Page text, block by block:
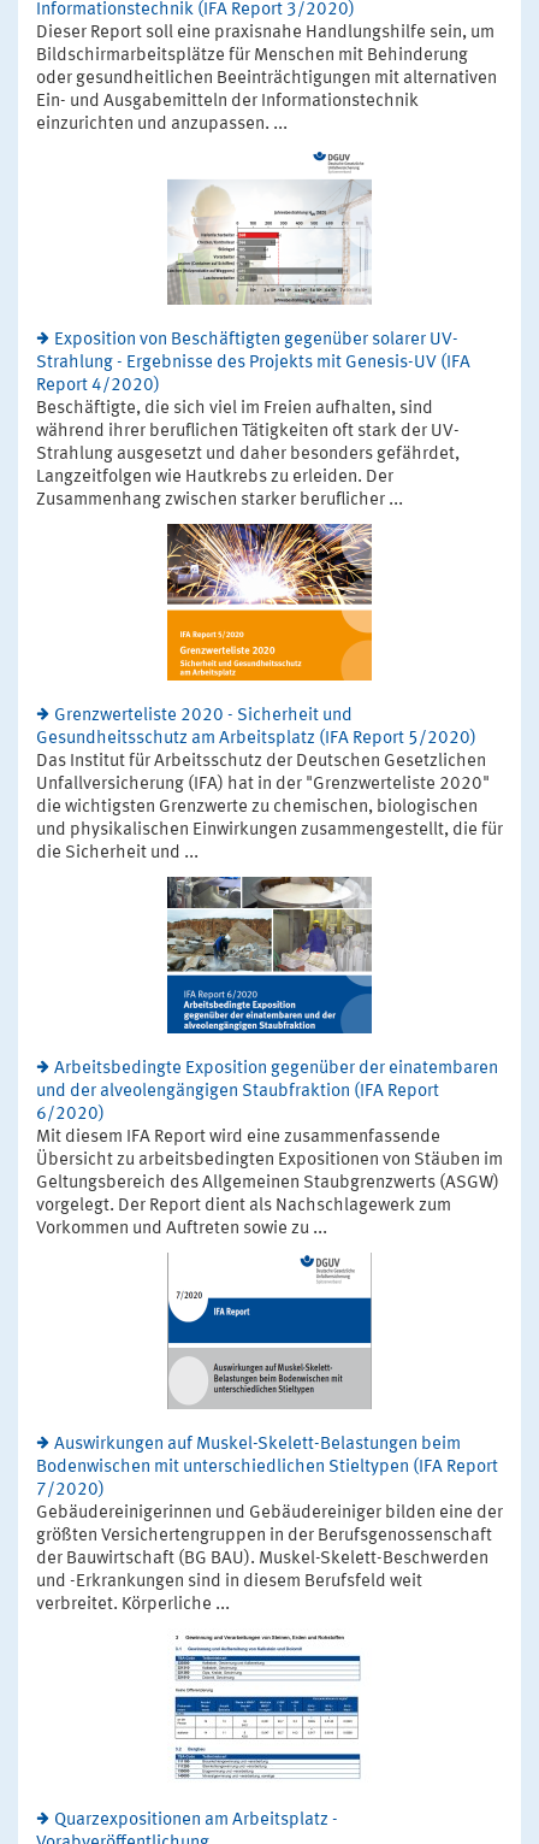
Informationstechnik (IFA Report 3/2020)
Dieser Report soll eine praxisnahe Handlungshilfe sein, um
Bildschirmarbeitsplätze für Menschen mit Behinderung
oder gesundheitlichen Beeinträchtigungen mit alternativen
Ein- und Ausgabemitteln der Informationstechnik
einzurichten und anzupassen. ...
Exposition von Beschäftigten gegenüber solarer UV-
Strahlung - Ergebnisse des Projekts mit Genesis-UV (IFA
Report 4/2020)
Beschäftigte, die sich viel im Freien aufhalten, sind
während ihrer beruflichen Tätigkeiten oft stark der UV-
Strahlung ausgesetzt und daher besonders gefährdet,
Langzeitfolgen wie Hautkrebs zu erleiden. Der
Zusammenhang zwischen starker beruflicher ...
Grenzwerteliste 2020 - Sicherheit und
Gesundheitsschutz am Arbeitsplatz (IFA Report 5/2020)
Das Institut für Arbeitsschutz der Deutschen Gesetzlichen
Unfallversicherung (IFA) hat in der "Grenzwerteliste 2020"
die wichtigsten Grenzwerte zu chemischen, biologischen
und physikalischen Einwirkungen zusammengestellt, die für
die Sicherheit und ...
Arbeitsbedingte Exposition gegenüber der einatembaren
und der alveolengängigen Staubfraktion (IFA Report
6/2020)
Mit diesem IFA Report wird eine zusammenfassende
Übersicht zu arbeitsbedingten Expositionen von Stäuben im
Geltungsbereich des Allgemeinen Staubgrenzwerts (ASGW)
vorgelegt. Der Report dient als Nachschlagewerk zum
Vorkommen und Auftreten sowie zu ...
Auswirkungen auf Muskel-Skelett-Belastungen beim
Bodenwischen mit unterschiedlichen Stieltypen (IFA Report
7/2020)
Gebäudereinigerinnen und Gebäudereiniger bilden eine der
größten Versichertengruppen in der Berufsgenossenschaft
der Bauwirtschaft (BG BAU). Muskel-Skelett-Beschwerden
und -Erkrankungen sind in diesem Berufsfeld weit
verbreitet. Körperliche ...
Quarzexpositionen am Arbeitsplatz -